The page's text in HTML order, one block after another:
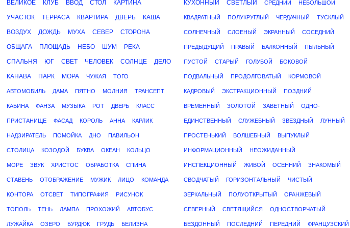
ВЕЛИКОЕ КЛУБ ВВОД СТОЛ КАРТИНА
УЧАСТОК ТЕРРАСА КВАРТИРА ДВЕРЬ КАША
ВОЗДУХ ДОЖДЬ МУХА СЕВЕР СТОРОНА
ОБЩАГА ПЛОЩАДЬ НЕБО ШУМ РЕКА
СПАЛЬНЯ ЮГ СВЕТ ЧЕЛОВЕК СОЛНЦЕ ДЕЛО
КАНАВА ПАРК МОРА ЧУЖАЯ ТОГО
АВТОМОБИЛЬ ДАМА ПЯТНО МОЛНИЯ ТРАНСЕПТ
КАБИНА ФАНЗА МУЗЫКА РОТ ДВЕРЬ КЛАСС
ПРИСТАНИЩЕ ФАСАД КОРОЛЬ АННА КАРЛИК
НАДЗИРАТЕЛЬ ПОМОЙКА ДНО ПАВИЛЬОН
СТОЛИЦА КОЗОДОЙ БУКВА ОКЕАН КОЛЬЦО
МОРЕ ЗВУК ХРИСТОС ОБРАБОТКА СПИНА
СТАВЕНЬ ОТОБРАЖЕНИЕ МУЖИК ЛИЦО КОМАНДА
КОНТОРА ОТСВЕТ ТИПОГРАФИЯ РИСУНОК
ТОПОЛЬ ТЕНЬ ЛАМПА ПРОХОЖИЙ АВТОБУС
ЛУЖАЙКА ОЗЕРО БУРДЮК ГРУДЬ БЕЛИЗНА
КУХОННЫЙ СВЕТЛЫЙ СРЕДНИЙ НЕБОЛЬШОЙ
КВАДРАТНЫЙ ПОЛУКРУГЛЫЙ ЧЕРДАЧНЫЙ ТУСКЛЫЙ
СОЛНЕЧНЫЙ СЛОЕНЫЙ ЭКРАННЫЙ СОСЕДНИЙ
ПРЕДЫДУЩИЙ ПРАВЫЙ БАЛКОННЫЙ ПЫЛЬНЫЙ
ПУСТОЙ СТАРЫЙ ГОЛУБОЙ БОКОВОЙ
ПОДВАЛЬНЫЙ ПРОДОЛГОВАТЫЙ КОРМОВОЙ
КАДРОВЫЙ ЭКСТРАКЦИОННЫЙ ПОЗДНИЙ
ВРЕМЕННЫЙ ЗОЛОТОЙ ЗАВЕТНЫЙ ОДНО-
ЕДИНСТВЕННЫЙ СЛУЖЕБНЫЙ ЗВЕЗДНЫЙ ЛУННЫЙ
ПРОСТЕНЬКИЙ ВОЛШЕБНЫЙ ВЫПУКЛЫЙ
ИНФОРМАЦИОННЫЙ НЕОЖИДАННЫЙ
ИНСПЕКЦИОННЫЙ ЖИВОЙ ОСЕННИЙ ЗНАКОМЫЙ
СВОДЧАТЫЙ ГОРИЗОНТАЛЬНЫЙ ЧИСТЫЙ
ЗЕРКАЛЬНЫЙ ПОЛУОТКРЫТЫЙ ОРАНЖЕВЫЙ
СЕВЕРНЫЙ СВЕТЯЩИЙСЯ ОДНОСТВОРЧАТЫЙ
БЕЗДОННЫЙ ПОСЛЕДНИЙ ПЕРЕДНИЙ ФРАНЦУЗСКИЙ